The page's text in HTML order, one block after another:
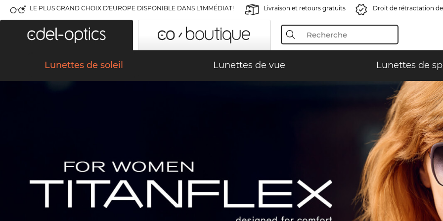
LE PLUS GRAND CHOIX D'EUROPE DISPONIBLE DANS L'IMMÉDIAT! Livraison et retours gratuits Droit de rétractation
Lunettes de soleil Lunettes de vue Lunettes de